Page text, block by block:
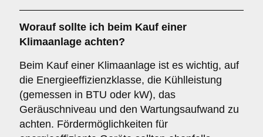
Worauf sollte ich beim Kauf einer
Klimaanlage achten?
Beim Kauf einer Klimaanlage ist es wichtig, auf
die Energieeffizienzklasse, die Kühlleistung
(gemessen in BTU oder kW), das
Geräuschniveau und den Wartungsaufwand zu
achten. Fördermöglichkeiten für